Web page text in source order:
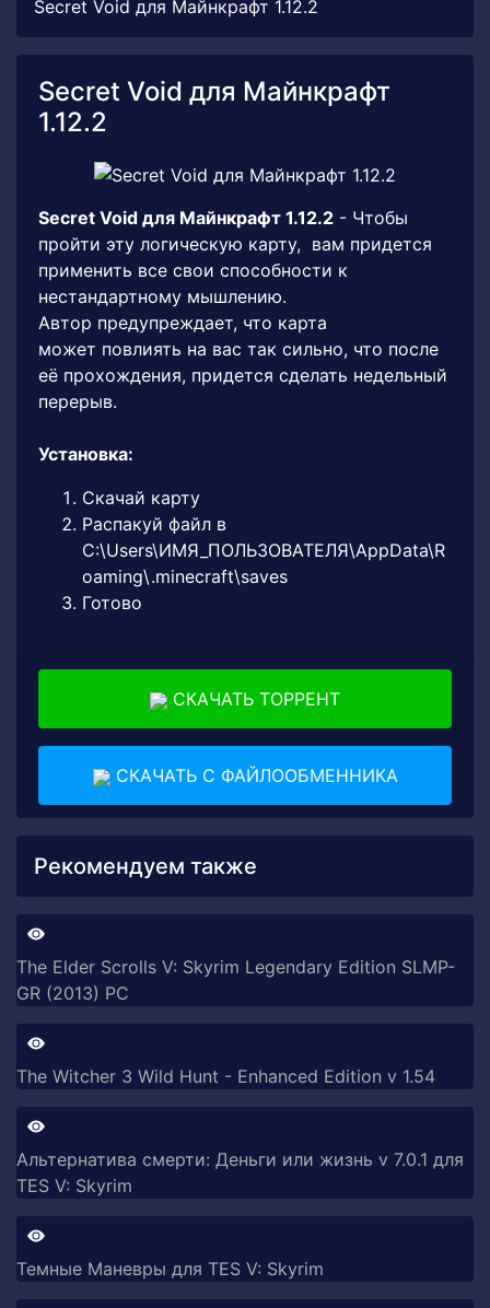
Secret Void для Майнкрафт 1.12.2
Secret Void для Майнкрафт
1.12.2
Secret Void для Майнкрафт 1.12.2 - Чтобы
пройти эту логическую карту, вам придется
применить все свои способности к
нестандартному мышлению.
Автор предупреждает, что карта
может повлиять на вас так сильно, что после
её прохождения, придется сделать недельный
перерыв.
Установка:
Скачай карту
Распакуй файл в
C:\Users\ИМЯ_ПОЛЬЗОВАТЕЛЯ\AppData\R
oaming\.minecraft\saves
Готово
СКАЧАТЬ ТОРРЕНТ
СКАЧАТЬ С ФАЙЛООБМЕННИКА
Рекомендуем также
The Elder Scrolls V: Skyrim Legendary Edition SLMP-
GR (2013) PC
The Witcher 3 Wild Hunt - Enhanced Edition v 1.54
Альтернатива смерти: Деньги или жизнь v 7.0.1 для
TES V: Skyrim
Темные Маневры для TES V: Skyrim